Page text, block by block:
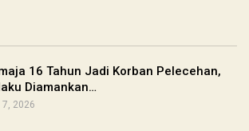
16 Tahun Jadi Korban Pelecehan,
Diamankan…
7, 2026